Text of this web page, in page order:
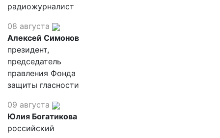
радиожурналист
08 августа
Алексей Симонов
президент,
председатель
правления Фонда
защиты гласности
09 августа
Юлия Богатикова
российский